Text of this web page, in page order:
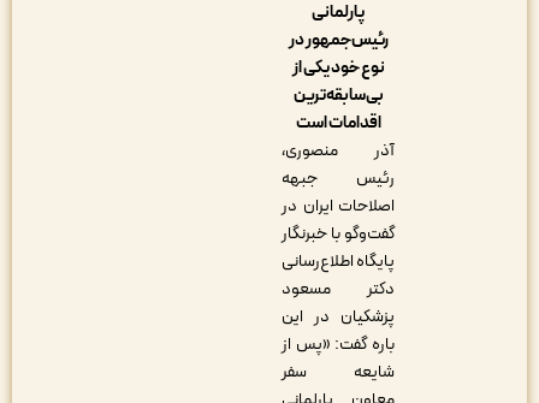
رئیس‌جمهور در
نوع خود یکی از
بی‌سابقه‌ترین
اقدامات است
آذر منصوری،
رئیس جبهه
اصلاحات ایران در
گفت‌وگو با خبرنگار
پایگاه اطلاع‌رسانی
دکتر مسعود
پزشکیان در این
باره گفت: «پس از
شایعه سفر